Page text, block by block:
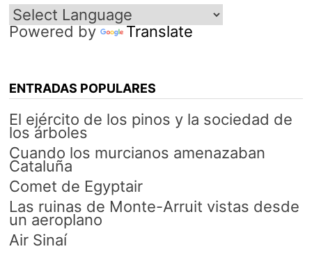
Powered by Translate
ENTRADAS POPULARES
El ejército de los pinos y la sociedad de
los árboles
Cuando los murcianos amenazaban
Cataluña
Comet de Egyptair
Las ruinas de Monte-Arruit vistas desde
un aeroplano
Air Sinaí